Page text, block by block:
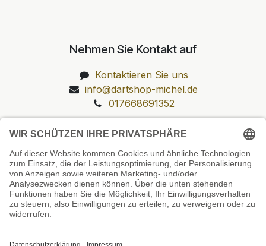
Nehmen Sie Kontakt auf
Kontaktieren Sie uns
info@dartshop-michel.de
017668691352
Unsere Prüfsiegel